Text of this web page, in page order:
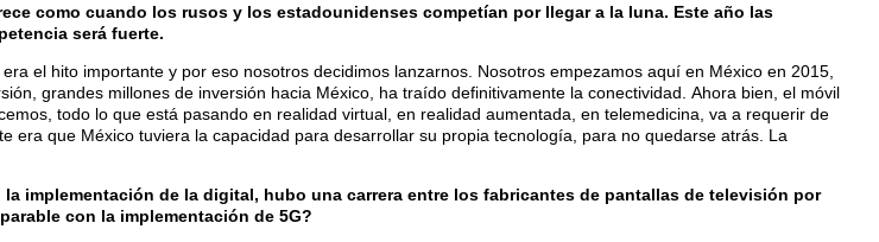
como cuando los rusos y los estadounidenses competían por llegar a la luna. Este año las
será fuerte.
el hito importante y por eso nosotros decidimos lanzarnos. Nosotros empezamos aquí en México en 2015,
grandes millones de inversión hacia México, ha traído definitivamente la conectividad. Ahora bien, el móvil
todo lo que está pasando en realidad virtual, en realidad aumentada, en telemedicina, va a requerir de
que México tuviera la capacidad para desarrollar su propia tecnología, para no quedarse atrás. La
implementación de la digital, hubo una carrera entre los fabricantes de pantallas de televisión por
con la implementación de 5G?